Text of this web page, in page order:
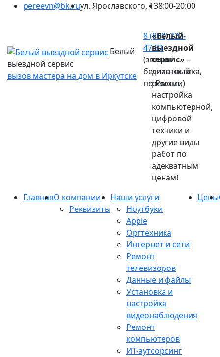
pereevn@bk.ruул. Ярославского, 138:00-20:00
Белый
выездной сервис
вызов мастера на дом в Иркутске
8 (800) 222-
47-31
(звонок
бесплатный
по России)
«Белый
выездной
сервис» –
диагностика,
ремонт,
настройка
компьютерной,
цифровой
техники и
другие виды
работ по
адекватным
ценам!
ГлавнаяО компании
Реквизиты
Наши услуги
Ноутбуки
Apple
Оргтехника
Интернет и сети
Ремонт
телевизоров
Данные и файлы
Установка и
настройка
видеонаблюдения
Ремонт
компьютеров
ИТ-аутсорсинг
Цены